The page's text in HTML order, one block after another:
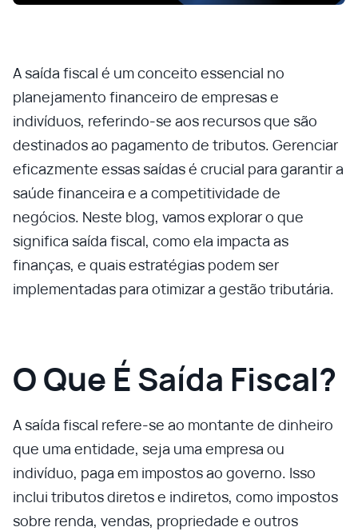
A saída fiscal é um conceito essencial no
planejamento financeiro de empresas e
indivíduos, referindo-se aos recursos que são
destinados ao pagamento de tributos. Gerenciar
eficazmente essas saídas é crucial para garantir a
saúde financeira e a competitividade de
negócios. Neste blog, vamos explorar o que
significa saída fiscal, como ela impacta as
finanças, e quais estratégias podem ser
implementadas para otimizar a gestão tributária.
O Que É Saída Fiscal?
A saída fiscal refere-se ao montante de dinheiro
que uma entidade, seja uma empresa ou
indivíduo, paga em impostos ao governo. Isso
inclui tributos diretos e indiretos, como impostos
sobre renda, vendas, propriedade e outros